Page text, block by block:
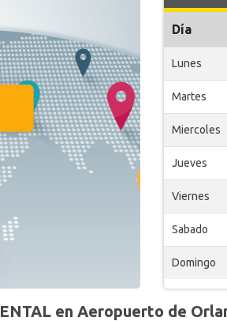
Día
Lunes
Martes
Miercoles
Jueves
Viernes
Sabado
Domingo
en Aeropuerto de